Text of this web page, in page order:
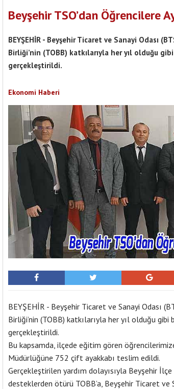
Beyşehir TSO’dan Öğrencilere
BEYŞEHİR - Beyşehir Ticaret ve Sanayi Odası
Birliği’nin (TOBB) katkılarıyla her yıl olduğu
gerçekleştirildi.
Ekonomi Haberi
BEYŞEHİR - Beyşehir Ticaret ve Sanayi Odası
Birliği’nin (TOBB) katkılarıyla her yıl olduğu
gerçekleştirildi.
Bu kapsamda, ilçede eğitim gören
Müdürlüğüne 752 çift ayakkabı teslim edildi.
Gerçekleştirilen yardım dolayısıyla Beyşehir
desteklerden ötürü TOBB’a, Beyşehir Ticaret